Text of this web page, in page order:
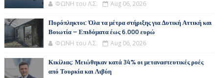
ΦΩΝΗ του Λ.Σ. Aug 06, 2026
Πυρόπληκτοι: Όλα τα μέτρα στήριξης για Δυτική Αττική και
Βοιωτία – Επιδόματα έως 6.000 ευρώ
ΦΩΝΗ του Λ.Σ. Aug 06, 2026
Κικίλιας: Μειώθηκαν κατά 34% οι μεταναστευτικές ροές
από Τουρκία και Λιβύη